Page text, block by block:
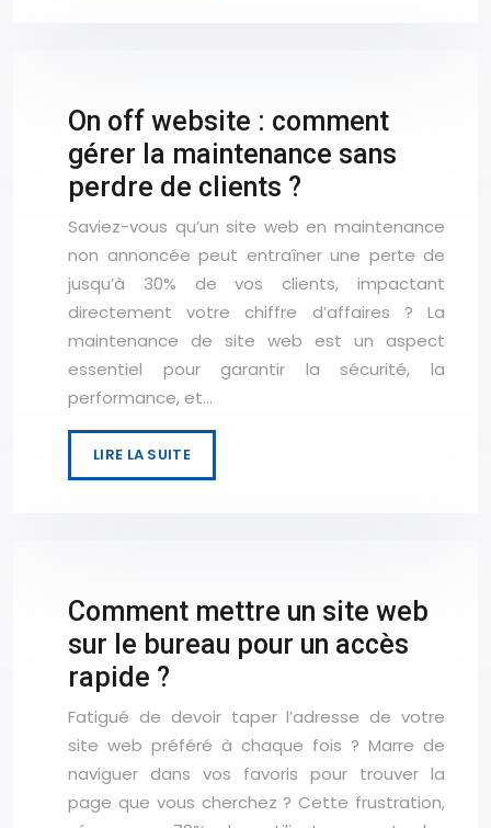
On off website : comment
gérer la maintenance sans
perdre de clients ?
Saviez-vous qu’un site web en maintenance
non annoncée peut entraîner une perte de
jusqu’à 30% de vos clients, impactant
directement votre chiffre d’affaires ? La
maintenance de site web est un aspect
essentiel pour garantir la sécurité, la
performance, et…
LIRE LA SUITE
Comment mettre un site web
sur le bureau pour un accès
rapide ?
Fatigué de devoir taper l’adresse de votre
site web préféré à chaque fois ? Marre de
naviguer dans vos favoris pour trouver la
page que vous cherchez ? Cette frustration,